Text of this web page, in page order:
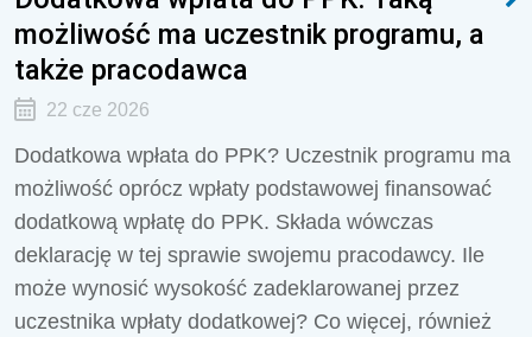
możliwość ma uczestnik programu, a
także pracodawca
22 cze 2026
Dodatkowa wpłata do PPK? Uczestnik programu ma
możliwość oprócz wpłaty podstawowej finansować
dodatkową wpłatę do PPK. Składa wówczas
deklarację w tej sprawie swojemu pracodawcy. Ile
może wynosić wysokość zadeklarowanej przez
uczestnika wpłaty dodatkowej? Co więcej, również